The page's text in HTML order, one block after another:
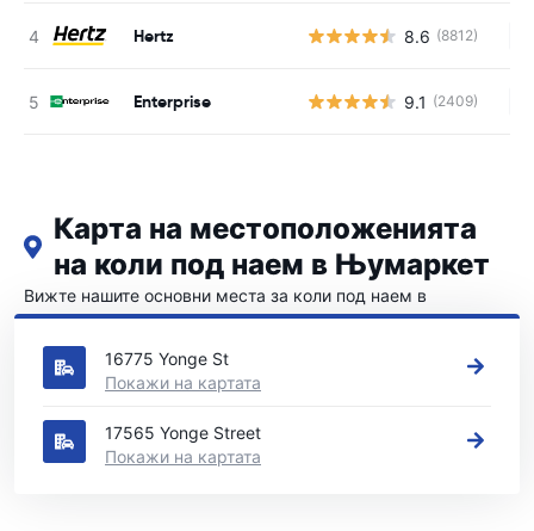
Hertz 8.6 (8812)
Enterprise 9.1 (2409)
Карта на местоположенията
на коли под наем в Њумаркет
Вижте нашите основни места за коли под наем в
Њумаркет
16775 Yonge St
Покажи на картата
17565 Yonge Street
Покажи на картата